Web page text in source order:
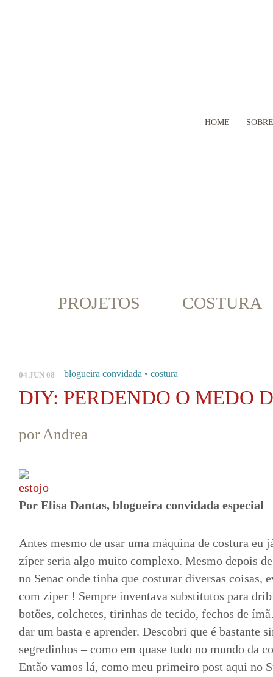
HOME SOBRE
PROJETOS COSTURA
04 JUN 08 blogueira convidada • costura
DIY: PERDENDO O MEDO
por Andrea
Por Elisa Dantas, blogueira convidada especial
Antes mesmo de usar uma máquina de costura eu
zíper seria algo muito complexo. Mesmo depois
no Senac onde tinha que costurar diversas coisas,
com zíper ! Sempre inventava substitutos para
botões, colchetes, tirinhas de tecido, fechos de
dar um basta e aprender. Descobri que é bastante
segredinhos – como em quase tudo no mundo da
Então vamos lá, como meu primeiro post aqui no